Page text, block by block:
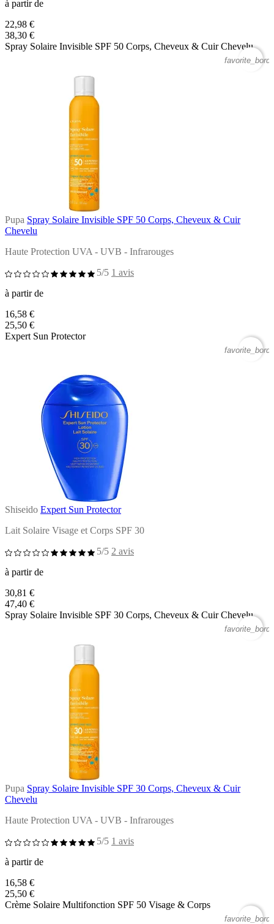
à partir de
22,98 €
38,30 €
Spray Solaire Invisible SPF 50 Corps, Cheveux & Cuir Chevelu
Pupa Spray Solaire Invisible SPF 50 Corps, Cheveux & Cuir
Chevelu
Haute Protection UVA - UVB - Infrarouges
5/5 1 avis
à partir de
16,58 €
25,50 €
Expert Sun Protector
Shiseido Expert Sun Protector
Lait Solaire Visage et Corps SPF 30
5/5 2 avis
à partir de
30,81 €
47,40 €
Spray Solaire Invisible SPF 30 Corps, Cheveux & Cuir Chevelu
Pupa Spray Solaire Invisible SPF 30 Corps, Cheveux & Cuir
Chevelu
Haute Protection UVA - UVB - Infrarouges
5/5 1 avis
à partir de
16,58 €
25,50 €
Crème Solaire Multifonction SPF 50 Visage & Corps